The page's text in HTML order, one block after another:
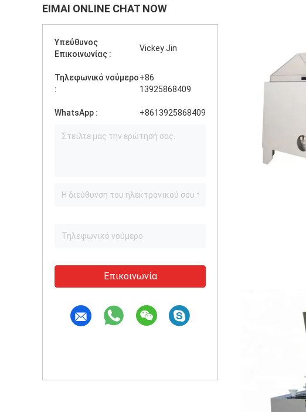
ΕΊΜΑΙ ONLINE CHAT NOW
Υπεύθυνος
Επικοινωνίας :
Vickey Jin
Τηλεφωνικό νούμερο
:
+86
13925868409
WhatsApp : +8613925868409
Επικοινωνία